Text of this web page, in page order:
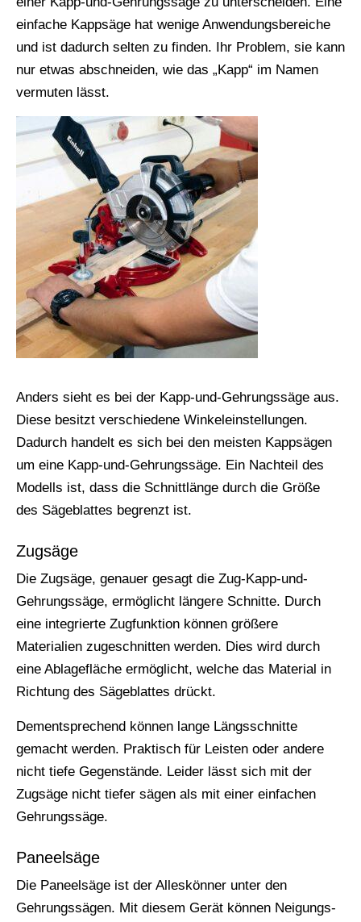
einfache Kappsäge hat wenige Anwendungsbereiche
und ist dadurch selten zu finden. Ihr Problem, sie kann
nur etwas abschneiden, wie das „Kapp“ im Namen
vermuten lässt.
Anders sieht es bei der Kapp-und-Gehrungssäge aus.
Diese besitzt verschiedene Winkeleinstellungen.
Dadurch handelt es sich bei den meisten Kappsägen
um eine Kapp-und-Gehrungssäge. Ein Nachteil des
Modells ist, dass die Schnittlänge durch die Größe
des Sägeblattes begrenzt ist.
Zugsäge
Die Zugsäge, genauer gesagt die Zug-Kapp-und-
Gehrungssäge, ermöglicht längere Schnitte. Durch
eine integrierte Zugfunktion können größere
Materialien zugeschnitten werden. Dies wird durch
eine Ablagefläche ermöglicht, welche das Material in
Richtung des Sägeblattes drückt.
Dementsprechend können lange Längsschnitte
gemacht werden. Praktisch für Leisten oder andere
nicht tiefe Gegenstände. Leider lässt sich mit der
Zugsäge nicht tiefer sägen als mit einer einfachen
Gehrungssäge.
Paneelsäge
Die Paneelsäge ist der Alleskönner unter den
Gehrungssägen. Mit diesem Gerät können Neigungs-